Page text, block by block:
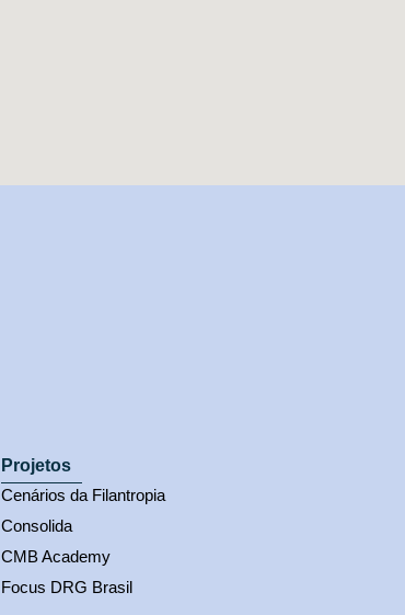
Projetos
Cenários da Filantropia
Consolida
CMB Academy
Focus DRG Brasil